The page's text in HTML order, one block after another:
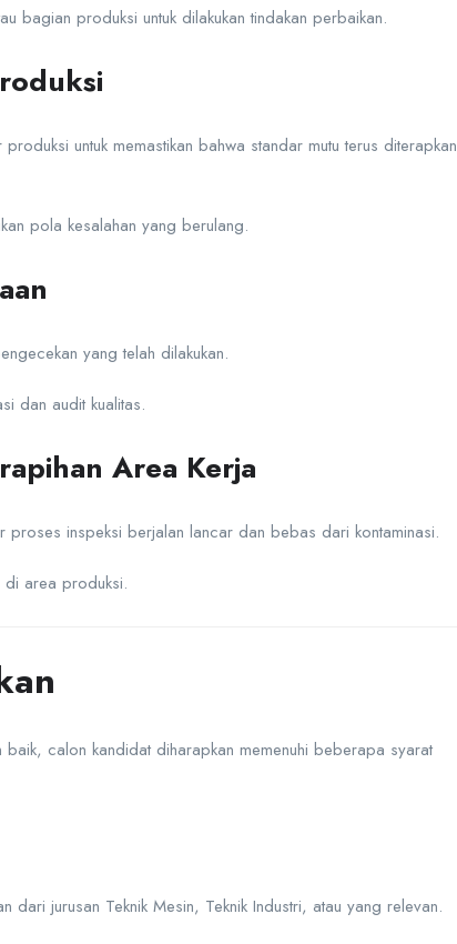
bagian produksi untuk dilakukan tindakan perbaikan.
untuk memastikan bahwa standar mutu terus diterapkan
pola kesalahan yang berulang.
yang telah dilakukan.
dan audit kualitas.
Area Kerja
inspeksi berjalan lancar dan bebas dari kontaminasi.
di area produksi.
calon kandidat diharapkan memenuhi beberapa syarat
dari jurusan Teknik Mesin, Teknik Industri, atau yang relevan.